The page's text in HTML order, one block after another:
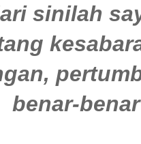
sinilah
benar-